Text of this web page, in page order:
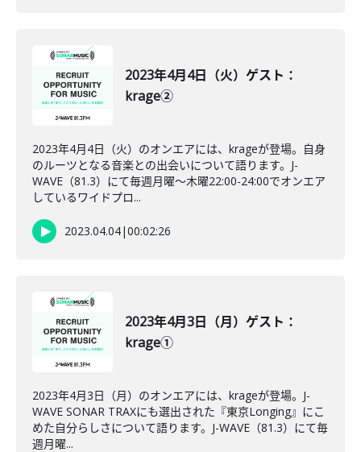
2023年4月4日（火）ゲスト：
krage②
2023年4月4日（火）のオンエアには、krageが登場。自身
のルーツとなる音楽との出会いについて語ります。J-
WAVE（81.3）にて毎週月曜～木曜22:00-24:00でオンエア
しているワイドプロ...
2023.04.04|00:02:26
2023年4月3日（月）ゲスト：
krage①
2023年4月3日（月）のオンエアには、krageが登場。J-
WAVE SONAR TRAXにも選出された『東京Longing』にこ
めた自分らしさについて語ります。J-WAVE（81.3）にて毎
週月曜...